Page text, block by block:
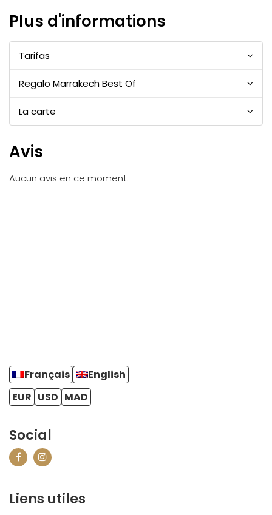
Plus d'informations
Tarifas
Regalo Marrakech Best Of
La carte
Avis
Aucun avis en ce moment.
Français
English
EUR USD MAD
Social
Liens utiles